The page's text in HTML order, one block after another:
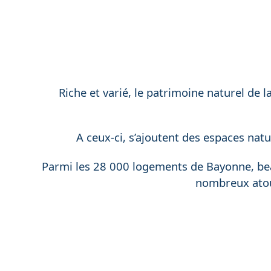
Riche et varié, le patrimoine naturel de
A ceux-ci, s’ajoutent des espaces
Parmi les 28 000 logements de Bayonne,
nombreux